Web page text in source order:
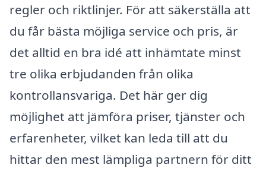
regler och riktlinjer. För att säkerställa att
du får bästa möjliga service och pris, är
det alltid en bra idé att inhämtate minst
tre olika erbjudanden från olika
kontrollansvariga. Det här ger dig
möjlighet att jämföra priser, tjänster och
erfarenheter, vilket kan leda till att du
hittar den mest lämpliga partnern för ditt